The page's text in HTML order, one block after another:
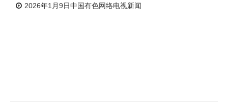
2026年1月9日中国有色网络电视新闻